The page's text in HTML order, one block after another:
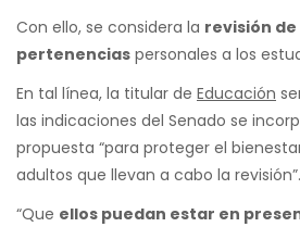
Con ello, se considera la revisión de
pertenencias personales a los
En tal línea, la titular de Educación
las indicaciones del Senado se
propuesta “para proteger el
adultos que llevan a cabo la revisión”.
“Que ellos puedan estar en